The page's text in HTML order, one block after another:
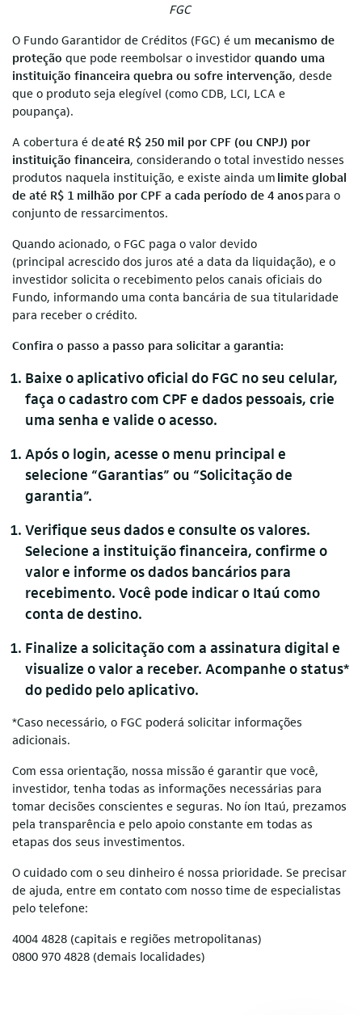
FGC
O Fundo Garantidor de Créditos (FGC) é um mecanismo de
proteção que pode reembolsar o investidor quando uma
instituição financeira quebra ou sofre intervenção, desde
que o produto seja elegível (como CDB, LCI, LCA e
poupança).
A cobertura é deaté R$ 250 mil por CPF (ou CNPJ) por
instituição financeira, considerando o total investido nesses
produtos naquela instituição, e existe ainda um limite global
de até R$ 1 milhão por CPF a cada período de 4 anospara o
conjunto de ressarcimentos.
Quando acionado, o FGC paga o valor devido
(principal acrescido dos juros até a data da liquidação), e o
investidor solicita o recebimento pelos canais oficiais do
Fundo, informando uma conta bancária de sua titularidade
para receber o crédito.
Confira o passo a passo para solicitar a garantia:
Baixe o aplicativo oficial do FGC no seu celular,
faça o cadastro com CPF e dados pessoais, crie
uma senha e valide o acesso.
Após o login, acesse o menu principal e
selecione “Garantias” ou “Solicitação de
garantia”.
Verifique seus dados e consulte os valores.
Selecione a instituição financeira, confirme o
valor e informe os dados bancários para
recebimento. Você pode indicar o Itaú como
conta de destino.
Finalize a solicitação com a assinatura digital e
visualize o valor a receber. Acompanhe o status*
do pedido pelo aplicativo.
*Caso necessário, o FGC poderá solicitar informações
adicionais.
Com essa orientação, nossa missão é garantir que você,
investidor, tenha todas as informações necessárias para
tomar decisões conscientes e seguras. No íon Itaú, prezamos
pela transparência e pelo apoio constante em todas as
etapas dos seus investimentos.
O cuidado com o seu dinheiro é nossa prioridade. Se precisar
de ajuda, entre em contato com nosso time de especialistas
pelo telefone:
4004 4828 (capitais e regiões metropolitanas)
0800 970 4828 (demais localidades)